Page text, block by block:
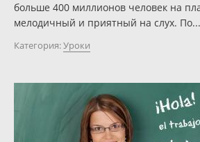
больше 400 миллионов человек на
мелодичный и приятный на слух. По...
Категория:Уроки